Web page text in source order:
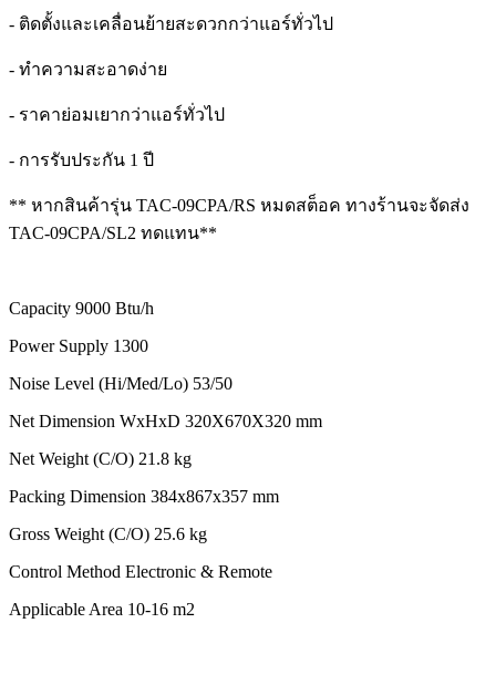
- ติดตั้งและเคลื่อนย้ายสะดวกกว่าแอร์ทั่วไป
- ทำความสะอาดง่าย
- ราคาย่อมเยากว่าแอร์ทั่วไป
- การรับประกัน 1 ปี
** หากสินค้ารุ่น TAC-09CPA/RS หมดสต็อค ทางร้านจะจัดส่ง
TAC-09CPA/SL2 ทดแทน**
Capacity 9000 Btu/h
Power Supply 1300
Noise Level (Hi/Med/Lo) 53/50
Net Dimension WxHxD 320X670X320 mm
Net Weight (C/O) 21.8 kg
Packing Dimension 384x867x357 mm
Gross Weight (C/O) 25.6 kg
Control Method Electronic & Remote
Applicable Area 10-16 m2